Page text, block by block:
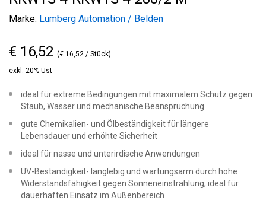
Marke: Lumberg Automation / Belden
€ 16,52 (€ 16,52 / Stück)
exkl. 20% Ust
ideal für extreme Bedingungen mit maximalem Schutz gegen
Staub, Wasser und mechanische Beanspruchung
gute Chemikalien- und Ölbeständigkeit für längere
Lebensdauer und erhöhte Sicherheit
ideal für nasse und unterirdische Anwendungen
UV-Beständigkeit- langlebig und wartungsarm durch hohe
Widerstandsfähigkeit gegen Sonneneinstrahlung, ideal für
dauerhaften Einsatz im Außenbereich